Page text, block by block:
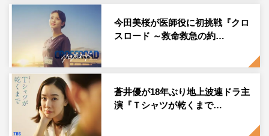
長・奥海英明役には、俳優生活20周年を迎え数々の舞台や
ドラマで活躍する一方、現在は「40歳からアイドル！」を
キャッチコピーに健康センターなどで歌謡アイドル活動も
スタートさせた君沢ユウキ。
実年齢24歳と41歳と“17歳差”で本作に挑んだ坂井と君沢は
共にコメントを寄せ、藍之助役の坂井は「奥海さんと共に
成長していく藍ちゃんの頑張っている姿や気持ちの葛藤な
今田美桜が医師役に初挑戦『クロ
スロード ～救命救急の約…
蒼井優が18年ぶり地上波連ドラ主
演『Ｔシャツが乾くまで…